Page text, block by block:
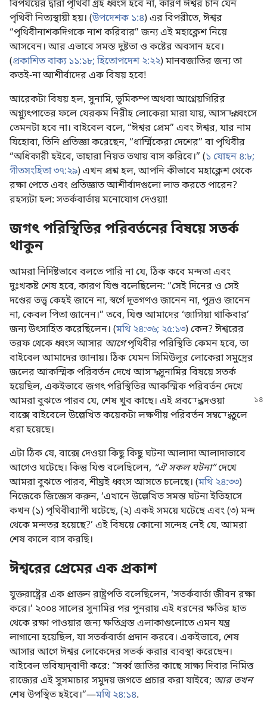
বিপর্যয়ের দ্বারা পৃথিবী গ্রহ ধ্বংস হবে না, কারণ ঈশ্বর চান যেন
পৃথিবী নিত্যস্থায়ী হয়। (উপদেশক ১:৪) এর বিপরীতে, ঈশ্বর
“পৃথিবীনাশকদিগকে নাশ করিবার” জন্য এই মহাক্লেশ নিয়ে
আসবেন। আর এভাবে সমস্ত দুষ্টতা ও কষ্টের অবসান হবে।
(প্রকাশিত বাক্য ১১:১৮;হিতোপদেশ ২:২২) মানবজাতির জন্য তা
কতই-না আশীর্বাদের এক বিষয় হবে!
আরেকটা বিষয় হল, সুনামি, ভূমিকম্প অথবা আগ্নেয়গিরির
অগ্ন্যুৎপাতের ফলে যেরকম নিরীহ লোকেরা মারা যায়, আসন্ন ধ্বংসে
তেমনটা হবে না। বাইবেল বলে, “ঈশ্বর প্রেম” এবং ঈশ্বর, যার নাম
যিহোবা, তিনি প্রতিজ্ঞা করেছেন, “ধার্ম্মিকেরা দেশের” বা পৃথিবীর
“অধিকারী হইবে, তাহারা নিয়ত তথায় বাস করিবে।” (১ যোহন ৪:৮;
গীতসংহিতা ৩৭:২৯) এখন প্রশ্ন হল, আপনি কীভাবে মহাক্লেশ থেকে
রক্ষা পেতে এবং প্রতিজ্ঞাত আশীর্বাদগুলো লাভ করতে পারেন?
রহস্যটা হল: সতর্কবার্তায় মনোযোগ দেওয়া!
জগৎ পরিস্থিতির পরিবর্তনের বিষয়ে সতর্ক
থাকুন
আমরা নির্দিষ্টভাবে বলতে পারি না যে, ঠিক কবে মন্দতা এবং
দুঃখকষ্ট শেষ হবে, কারণ যিশু বলেছিলেন: “সেই দিনের ও সেই
দণ্ডের তত্ত্ব কেহই জানে না, স্বর্গে দূতগণও জানেন না, পুত্ত্রও জানেন
না, কেবল পিতা জানেন।” তবে, যিশু আমাদের ‘জাগিয়া থাকিবার’
জন্য উৎসাহিত করেছিলেন। (মথি ২৪:৩৬; ২৫:১৩) কেন? ঈশ্বরের
তরফ থেকে ধ্বংস আসার আগেপৃথিবীর পরিস্থিতি কেমন হবে, তা
বাইবেল আমাদের জানায়। ঠিক যেমন সিমিউলুর লোকেরা সমুদ্রের
জলের আকস্মিক পরিবর্তন দেখে আসন্ন সুনামির বিষয়ে সতর্ক
হয়েছিল, একইভাবে জগৎ পরিস্থিতির আকস্মিক পরিবর্তন দেখে
আমরা বুঝতে পারব যে, শেষ খুব কাছে। এই প্রবন্ধে দেওয়া
বাক্সে বাইবেলে উল্লেখিত কয়েকটা লক্ষণীয় পরিবর্তন সম্বন্ধে তুলে
ধরা হয়েছে।
এটা ঠিক যে, বাক্সে দেওয়া কিছু কিছু ঘটনা আলাদা আলাদাভাবে
আগেও ঘটেছে। কিন্তু যিশু বলেছিলেন, “ঐ সকল ঘটনা”দেখে
আমরা বুঝতে পারব, শীঘ্রই ধ্বংস আসতে চলেছে। (মথি ২৪:৩৩)
নিজেকে জিজ্ঞেস করুন, ‘এখানে উল্লেখিত সমস্ত ঘটনা ইতিহাসে
কখন (১) পৃথিবীব্যাপী ঘটেছে, (২) একই সময়ে ঘটেছে এবং (৩) মন্দ
থেকে মন্দতর হয়েছে?’ এই বিষয়ে কোনো সন্দেহ নেই যে, আমরা
শেষ কালে বাস করছি।
ঈশ্বরের প্রেমের এক প্রকাশ
যুক্তরাষ্ট্রের এক প্রাক্তন রাষ্ট্রপতি বলেছিলেন, ‘সতর্কবার্তা জীবন রক্ষা
করে।’ ২০০৪ সালের সুনামির পর পুনরায় এই ধরনের ক্ষতির হাত
থেকে রক্ষা পাওয়ার জন্য ক্ষতিগ্রস্ত এলাকাগুলোতে এমন যন্ত্র
লাগানো হয়েছিল, যা সতর্কবার্তা প্রদান করবে। একইভাবে, শেষ
আসার আগে ঈশ্বর লোকেদের সতর্ক করার ব্যবস্থা করেছেন।
বাইবেল ভবিষ্যদ্‌বাণী করে: “সর্ব্ব জাতির কাছে সাক্ষ্য দিবার নিমিত্ত
রাজ্যের এই সুসমাচার সমুদয় জগতে প্রচার করা যাইবে; আর তখন
শেষ উপস্থিত হইবে।”—মথি ২৪:১৪.